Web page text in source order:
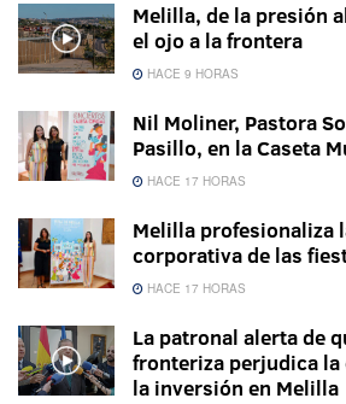
Melilla, de la presión
el ojo a la frontera
HACE 9 HORAS
Nil Moliner, Pastora
Pasillo, en la Caseta
HACE 17 HORAS
Melilla profesionaliza
corporativa de las
HACE 17 HORAS
La patronal alerta de
fronteriza perjudica la
la inversión en Melilla